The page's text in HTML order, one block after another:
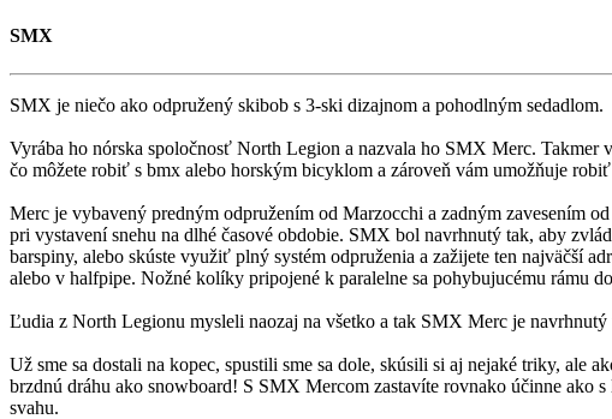
SMX
SMX je niečo ako odpružený skibob s 3-ski dizajnom a pohodlným sedadlom.
Vyrába ho nórska spoločnosť North Legion a nazvala ho SMX Merc.
čo môžete robiť s bmx alebo horským bicyklom a zároveň vám umožňuje
Merc je vybavený predným odpružením od Marzocchi a zadným zavesením
pri vystavení snehu na dlhé časové obdobie. SMX bol navrhnutý tak, aby
barspiny, alebo skúste využiť plný systém odpruženia a zažijete ten najväčší
alebo v halfpipe. Nožné kolíky pripojené k paralelne sa pohybujucému
Ľudia z North Legionu mysleli naozaj na všetko a tak SMX Merc je
Už sme sa dostali na kopec, spustili sme sa dole, skúsili si aj nejaké triky, ale
brzdnú dráhu ako snowboard! S SMX Mercom zastavíte rovnako účinne ako
svahu.